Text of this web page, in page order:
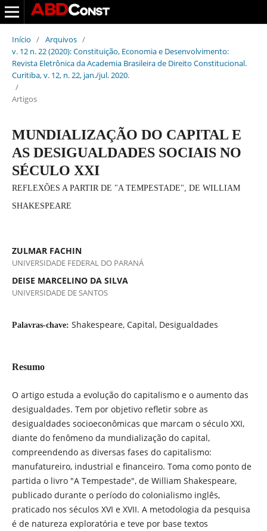
Início / Arquivos /
v. 12 n. 22 (2020): Constituição, Economia e Desenvolvimento:
Revista Eletrônica da Academia Brasileira de Direito Constitucional.
Curitiba, v. 12, n. 22, jan./jul. 2020.
/
Artigos
MUNDIALIZAÇÃO DO CAPITAL E
AS DESIGUALDADES SOCIAIS NO
SÉCULO XXI
REFLEXÕES A PARTIR DE "A TEMPESTADE", DE WILLIAM
SHAKESPEARE
ZULMAR FACHIN
UNIVERSIDADE FEDERAL DO PARANÁ
DEISE MARCELINO DA SILVA
UNIVERSIDADE DE SANTOS
Palavras-chave: Shakespeare, Capital, Desigualdades
Resumo
O artigo estuda a evolução do capitalismo e o aumento das
desigualdades. Tem por objetivo refletir sobre as
desigualdades socioeconômicas que marcam o século XXI,
diante do fenômeno da mundialização do capital,
compreendendo as diversas fases do capitalismo:
manufatureiro, industrial e financeiro. Toma como ponto de
partida o livro "A Tempestade", de William Shakespeare,
publicado durante o período do colonialismo inglês,
praticado nos séculos XVI e XVII. A metodologia da pesquisa
é de natureza exploratória e teve por base textos